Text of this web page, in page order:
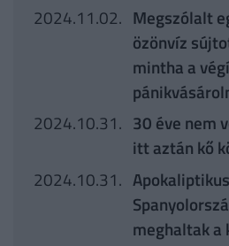
2024.11.02. Megszólalt
özönvíz
mintha a
2024.10.31. 30 éve nem
itt aztán kő
2024.10.31.
meghaltak a